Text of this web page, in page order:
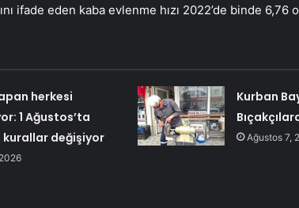
ifade eden kaba evlenme hızı 2022’de binde 6,76
herkesi
1 Ağustos’ta
değişiyor
Kurban
Ağustos 7,